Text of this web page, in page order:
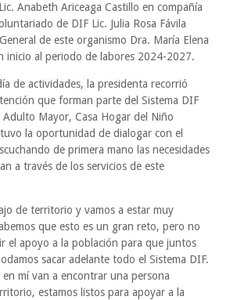
Anabeth Ariceaga Castillo en compañía
de DIF Lic. Julia Rosa Fávila
de este organismo Dra. María Elena
inicio al periodo de labores 2024-2027.
de actividades, la presidenta recorrió
que forman parte del Sistema DIF
Adulto Mayor, Casa Hogar del Niño
la oportunidad de dialogar con el
de primera mano las necesidades
a través de los servicios de este
de territorio y vamos a estar muy
que esto es un gran reto, pero no
el apoyo a la población para que juntos
sacar adelante todo el Sistema DIF.
en mí van a encontrar una persona
estamos listos para apoyar a la